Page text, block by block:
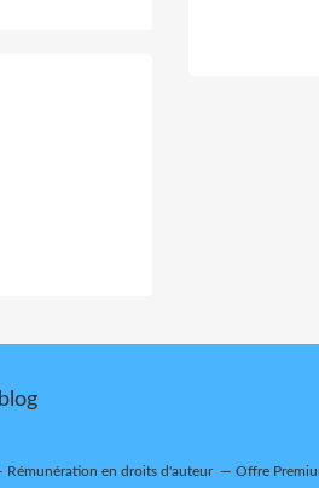
Rémunération en droits d'auteur Offre